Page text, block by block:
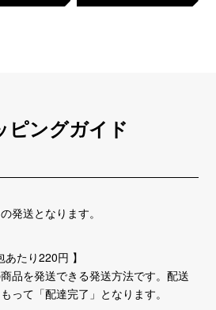
ピングガイド
発送となります。
あたり220円 】
品を発送できる発送方法です。配送
って「配達完了」となります。